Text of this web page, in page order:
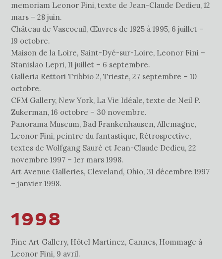
memoriam Leonor Fini, texte de Jean-Claude Dedieu, 12
mars – 28 juin.
Château de Vascoeuil, Œuvres de 1925 à 1995, 6 juillet –
19 octobre.
Maison de la Loire, Saint-Dyé-sur-Loire, Leonor Fini –
Stanislao Lepri, 11 juillet – 6 septembre.
Galleria Rettori Tribbio 2, Trieste, 27 septembre – 10
octobre.
CFM Gallery, New York, La Vie Idéale, texte de Neil P.
Zukerman, 16 octobre – 30 novembre.
Panorama Museum, Bad Frankenhausen, Allemagne,
Leonor Fini, peintre du fantastique, Rétrospective,
textes de Wolfgang Sauré et Jean-Claude Dedieu, 22
novembre 1997 – 1er mars 1998.
Art Avenue Galleries, Cleveland, Ohio, 31 décembre 1997
– janvier 1998.
1998
Fine Art Gallery, Hôtel Martinez, Cannes, Hommage à
Leonor Fini, 9 avril.